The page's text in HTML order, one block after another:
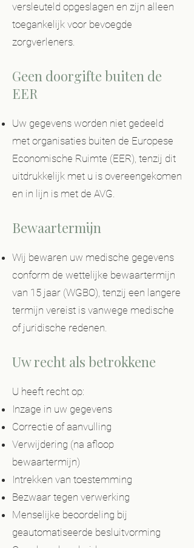
versleuteld opgeslagen en zijn alleen
toegankelijk voor bevoegde
zorgverleners.
Geen doorgifte buiten de
EER
Uw gegevens worden niet gedeeld
met organisaties buiten de Europese
Economische Ruimte (EER), tenzij dit
uitdrukkelijk met u is overeengekomen
en in lijn is met de AVG.
Bewaartermijn
Wij bewaren uw medische gegevens
conform de wettelijke bewaartermijn
van 15 jaar (WGBO), tenzij een langere
termijn vereist is vanwege medische
of juridische redenen.
Uw recht als betrokkene
U heeft recht op:
Inzage in uw gegevens
Correctie of aanvulling
Verwijdering (na afloop
bewaartermijn)
Intrekken van toestemming
Bezwaar tegen verwerking
Menselijke beoordeling bij
geautomatiseerde besluitvorming